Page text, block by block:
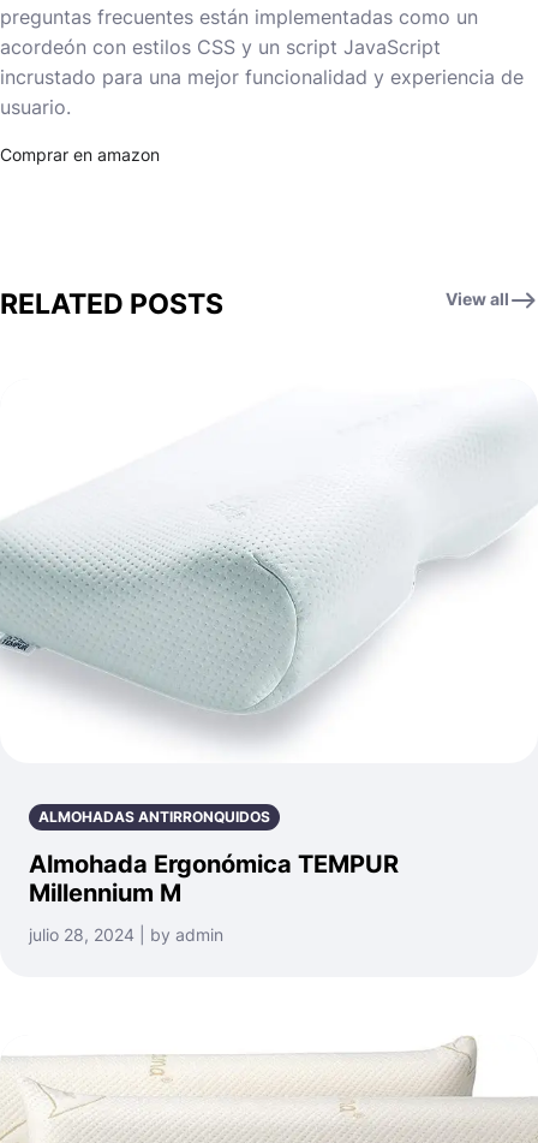
preguntas frecuentes están implementadas como un
acordeón con estilos CSS y un script JavaScript
incrustado para una mejor funcionalidad y experiencia de
usuario.
Comprar en amazon
RELATED POSTS View all
ALMOHADAS ANTIRRONQUIDOS
Almohada Ergonómica TEMPUR
Millennium M
julio 28, 2024 | by admin